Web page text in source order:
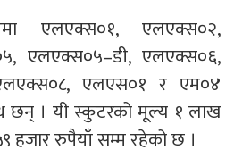
एलएक्स०१, एलएक्स०२,
एलएक्स०५–डी, एलएक्स०६,
एलएस०१ र एम०४
छन् । यी स्कुटरको मूल्य १ लाख
हजार रुपैयाँ सम्म रहेको छ ।